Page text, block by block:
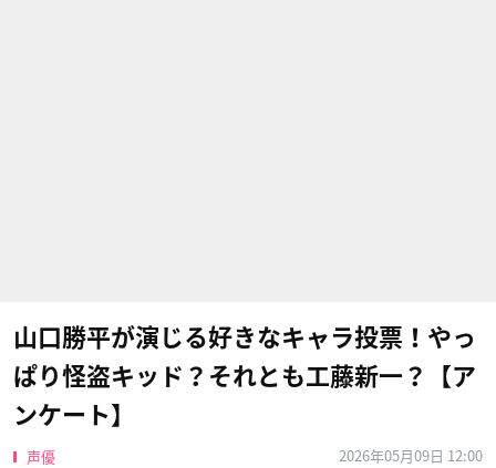
山口勝平が演じる好きなキャラ投票！やっ
ぱり怪盗キッド？それとも工藤新一？【ア
ンケート】
声優
2026年05月09日 12:00